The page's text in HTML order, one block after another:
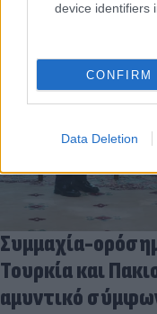
device identifiers
CONFIRM
Data Deletion
Συμμαχία-
Τουρκία και
αμυντικό